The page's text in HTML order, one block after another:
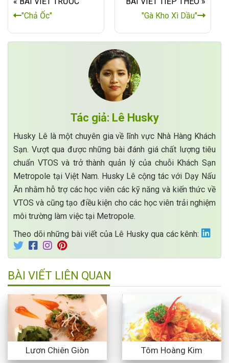
"Chả Ốc"
"Gà Kho Xì Dầu"
Tác giả: Lê Husky
Husky Lê là một chuyên gia về lĩnh vực Nhà Hàng Khách
Sạn. Vượt qua được những bài đánh giá chất lượng tiêu
chuẩn VTOS và trở thành quản lý của chuỗi Khách Sạn
Metropole tại Việt Nam. Husky Lê cộng tác với Dạy Nấu
Ăn nhằm hỗ trợ các học viên các kỹ năng và kiến thức về
VTOS và cũng tạo điều kiện cho các học viên trải nghiệm
môi trường làm việc tại Metropole.
Theo dõi những bài viết của Lê Husky qua các kênh:
BÀI VIẾT LIÊN QUAN
Lươn Chiên Giòn Tôm Hoàng Kim